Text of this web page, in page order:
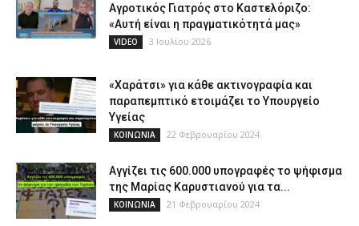
Αγροτικός Γιατρός στο Καστελόριζο:
«Αυτή είναι η πραγματικότητά μας»
VIDEO 3 Ιουλίου 2026
«Χαράτσι» για κάθε ακτινογραφία και
παραπεμπτικό ετοιμάζει το Υπουργείο
Υγείας
ΚΟΙΝΩΝΙΑ 22 Φεβρουαρίου 2024
Αγγίζει τις 600.000 υπογραφές το ψήφισμα
της Μαρίας Καρυστιανού για τα...
ΚΟΙΝΩΝΙΑ 21 Φεβρουαρίου 2024